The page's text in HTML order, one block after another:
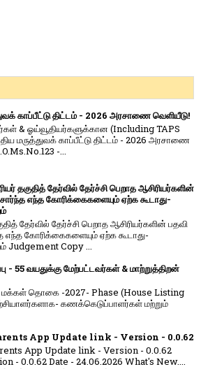
காப்பீட்டு திட்டம் - 2026 அரசாணை வெளியீடு!
& ஓய்வூதியர்களுக்கான (Including TAPS
மருத்துவக் காப்பீட்டு திட்டம் - 2026 அரசாணை
-...
தகுதித் தேர்வில் தேர்ச்சி பெறாத ஆசிரியர்களின்
சார்ந்த எந்த கோரிக்கைகளையும் ஏற்க கூடாது-
தேர்வில் தேர்ச்சி பெறாத ஆசிரியர்களின் பதவி
எந்த கோரிக்கைகளையும் ஏற்க கூடாது-
Judgement Copy ...
வயதுக்கு மேற்பட்டவர்கள் & மாற்றுத்திறன்
மக்கள் தொகை -2027- Phase (House Listing
கணக்கெடுப்பாளர்கள் மற்றும்
App Update link - Version - 0.0.62
App Update link - Version - 0.0.62
- 0.0.62 Date - 24.06.2026 What's New....